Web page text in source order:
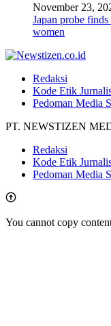
November 23,
Japan probe
women
Redaksi
Kode Etik
Pedoman Media
PT. NEWSTIZEN
Redaksi
Kode Etik
Pedoman Media
You cannot copy